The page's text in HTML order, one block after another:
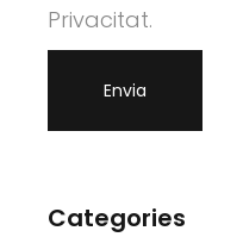
Privacitat.
Categories